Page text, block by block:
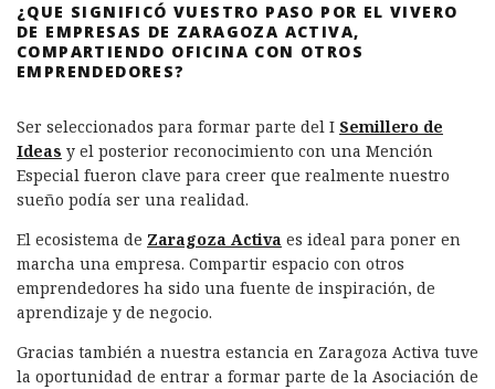
¿QUE SIGNIFICÓ VUESTRO PASO POR EL VIVERO
DE EMPRESAS DE ZARAGOZA ACTIVA,
COMPARTIENDO OFICINA CON OTROS
EMPRENDEDORES?
Ser seleccionados para formar parte del I Semillero de
Ideas y el posterior reconocimiento con una Mención
Especial fueron clave para creer que realmente nuestro
sueño podía ser una realidad.
El ecosistema de Zaragoza Activa es ideal para poner en
marcha una empresa. Compartir espacio con otros
emprendedores ha sido una fuente de inspiración, de
aprendizaje y de negocio.
Gracias también a nuestra estancia en Zaragoza Activa tuve
la oportunidad de entrar a formar parte de la Asociación de